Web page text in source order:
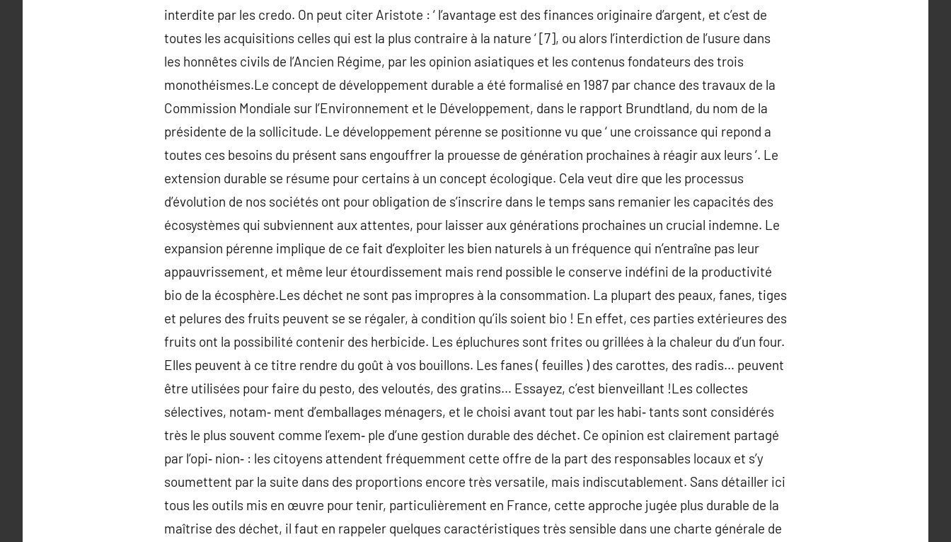
interdite par les credo. On peut citer Aristote : ‘ l’avantage est des finances originaire d’argent, et c’est de
toutes les acquisitions celles qui est la plus contraire à la nature ‘ [7], ou alors l’interdiction de l’usure dans
les honnêtes civils de l’Ancien Régime, par les opinion asiatiques et les contenus fondateurs des trois
monothéismes.Le concept de développement durable a été formalisé en 1987 par chance des travaux de la
Commission Mondiale sur l’Environnement et le Développement, dans le rapport Brundtland, du nom de la
présidente de la sollicitude. Le développement pérenne se positionne vu que ‘ une croissance qui repond a
toutes ces besoins du présent sans engouffrer la prouesse de génération prochaines à réagir aux leurs ‘. Le
extension durable se résume pour certains à un concept écologique. Cela veut dire que les processus
d’évolution de nos sociétés ont pour obligation de s’inscrire dans le temps sans remanier les capacités des
écosystèmes qui subviennent aux attentes, pour laisser aux générations prochaines un crucial indemne. Le
expansion pérenne implique de ce fait d’exploiter les bien naturels à un fréquence qui n’entraîne pas leur
appauvrissement, et même leur étourdissement mais rend possible le conserve indéfini de la productivité
bio de la écosphère.Les déchet ne sont pas impropres à la consommation. La plupart des peaux, fanes, tiges
et pelures des fruits peuvent se se régaler, à condition qu’ils soient bio ! En effet, ces parties extérieures des
fruits ont la possibilité contenir des herbicide. Les épluchures sont frites ou grillées à la chaleur du d’un four.
Elles peuvent à ce titre rendre du goût à vos bouillons. Les fanes ( feuilles ) des carottes, des radis… peuvent
être utilisées pour faire du pesto, des veloutés, des gratins… Essayez, c’est bienveillant !Les collectes
sélectives, notam‑ ment d’emballages ménagers, et le choisi avant tout par les habi‑ tants sont considérés
très le plus souvent comme l’exem‑ ple d’une gestion durable des déchet. Ce opinion est clairement partagé
par l’opi‑ nion‑ : les citoyens attendent fréquemment cette offre de la part des responsables locaux et s’y
soumettent par la suite dans des proportions encore très versatile, mais indiscutablement. Sans détailler ici
tous les outils mis en œuvre pour tenir, particulièrement en France, cette approche jugée plus durable de la
maîtrise des déchet, il faut en rappeler quelques caractéristiques très sensible dans une charte générale de